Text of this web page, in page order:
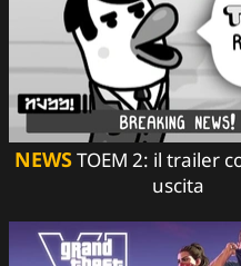
NEWSTOEM 2: il trailer
uscita